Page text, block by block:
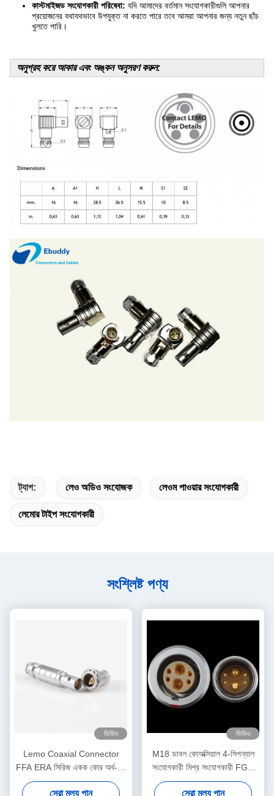
কাস্টমাইজড সংযোগকারী পরিষেবা: যদি আমাদের বর্তমান সংযোগকারীগুলি আপনার
প্রয়োজনের যথাযথভাবে উপযুক্ত না করতে পারে তবে আমরা আপনার জন্য নতুন ছাঁচ
খুলতে পারি।
অনুগ্রহ করে আকার এবং অঙ্কন অনুসরণ করুন:
ট্যাগ: লেও অডিও সংযোজক লেওম পাওয়ার সংযোগকারী
লেমোর টাইপ সংযোগকারী
সংশ্লিষ্ট পণ্য
ভিডিও
Lemo Coaxial Connector
FFA ERA সিরিজ একক কোর অর্ধ-চাঁদ
এভিয়েশন প্লাগ সকেট
সেরা মূল্য পান
ভিডিও
M18 ডাবল কোঅক্সিয়াল 4-সিগন্যাল
সংযোগকারী মিশ্র সংযোগকারী FGG
EGG 3B 4+2 প্লাগ এবং সকেট
সেরা মূল্য পান